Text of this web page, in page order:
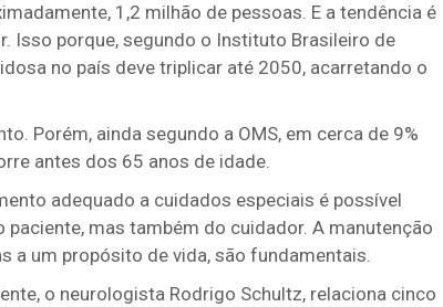
1,2 milhão de pessoas. E a tendência é
Isso porque, segundo o Instituto Brasileiro de
no país deve triplicar até 2050, acarretando o
Porém, ainda segundo a OMS, em cerca de 9%
antes dos 65 anos de idade.
adequado a cuidados especiais é possível
mas também do cuidador. A manutenção
a um propósito de vida, são fundamentais.
o neurologista Rodrigo Schultz, relaciona cinco